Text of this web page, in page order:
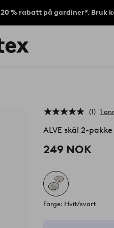
20 % rabatt på gardiner*. Bruk
1 1
ALVE skål 2-pakke
249 NOK
Farge: Hvit/svart